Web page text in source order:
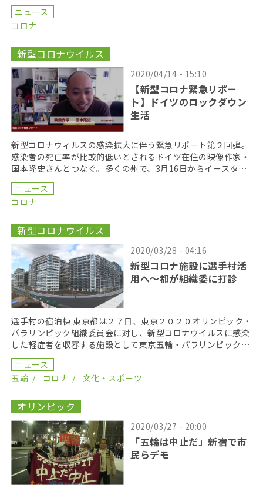
ニュージーランドは、20日現在で感染者数1440人 […]
ニュース
コロナ
新型コロナウイルス
2020/04/14 - 15:10
【新型コロナ緊急リポー
ト】ドイツのロックダウン
生活
新型コロナウィルスの感染拡大に伴う緊急リポート第２回弾。
感染者の死亡率が比較的低いとされるドイツ在住の映像作家・
国本隆史さんとつなぐ。多くの州で、3月16日からイースター
休暇終了の４月19日までの予定でロックダウン（外出 […]
ニュース
コロナ
新型コロナウイルス
2020/03/28 - 04:16
新型コロナ施設に選手村活
用へ〜都が組織委に打診
選手村の宿泊棟 東京都は２７日、東京２０２０オリンピック・
パラリンピック組織委員会に対し、新型コロナウイルスに感染
した軽症者を収容する施設として東京五輪・パラリンピックの
選手村（東京都中央区）を活用できないか打診したこと […]
ニュース
五輪
コロナ 文化・スポーツ
オリンピック
2020/03/27 - 20:00
「五輪は中止だ」新宿で市
民らデモ